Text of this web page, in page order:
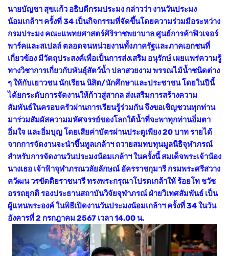
นายบัญชา สุขแก้ว อธิบดีกรมประมง กล่าวว่า งานวันประมง
น้อมเกล้าฯ ครั้งที่ 34 เป็นกิจกรรมที่จัดขึ้นโดยความร่วมมือระหว่าง
กรมประมง คณะแพทยศาสตร์ศิริราชพยาบาล ศูนย์การค้าฟิวเจอร์
พาร์คและสเปลล์ ตลอดจนหน่วยงานทั้งภาครัฐและภาคเอกชนที่
เกี่ยวข้อง มีวัตถุประสงค์เพื่อเป็นการส่งเสริม อนุรักษ์ เผยแพร่ความรู้
ทางวิชาการเกี่ยวกับพันธุ์สัตว์น้ำ ปลาสวยงาม พรรณไม้น้ำชนิดต่าง
ๆ ให้กับเยาวชน นักเรียน นิสิต/นักศึกษาและประชาชน โดยในปีนี้
ได้ยกระดับการจัดงานให้ก้าวสู่สากล ส่งเสริมการสร้างความ
สัมพันธ์ในครอบครัวผ่านการเรียนรู้ร่วมกัน จึงขอเชิญชวนทุกท่าน
มาร่วมสัมผัสความมหัศจรรย์ของโลกใต้น้ำที่จะพาทุกท่านอิ่มตา
อิ่มใจ และอิ่มบุญ โดยเสียค่าบัตรผ่านประตูเพียง 20 บาท รายได้
จากการจัดงานจะนำขึ้นทูลเกล้าฯ ถวายสมทบทุนมูลนิธิจุฬาภรณ์
สำหรับการจัดงานวันประมงน้อมเกล้าฯ ในครั้งนี้ สมเด็จพระเจ้าน้อง
นางเธอ เจ้าฟ้าจุฬาภรณวลัยลักษณ์ อัครราชกุมารี กรมพระศรีสวาง
ควัฒน วรขัตติยราชนารี ทรงพระกรุณาโปรดเกล้าให้ ร้อยโท ชวัช
อรรถยุกติ รองประธานสถาบันวิจัยจุฬาภรณ์ ฝ่ายวิเทศสัมพันธ์ เป็น
ผู้แทนพระองค์ ในพิธีเปิดงานวันประมงน้อมเกล้าฯ ครั้งที่ 34 ในวัน
อังคารที่ 2 กรกฎาคม 2567 เวลา 14.00 น.